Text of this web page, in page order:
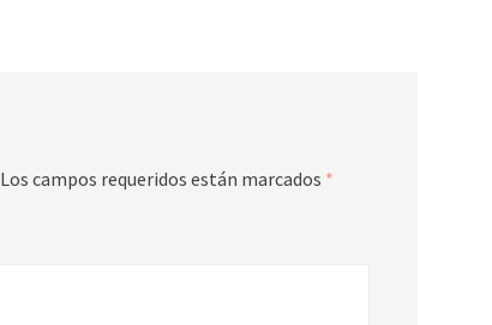
Los campos requeridos están marcados *